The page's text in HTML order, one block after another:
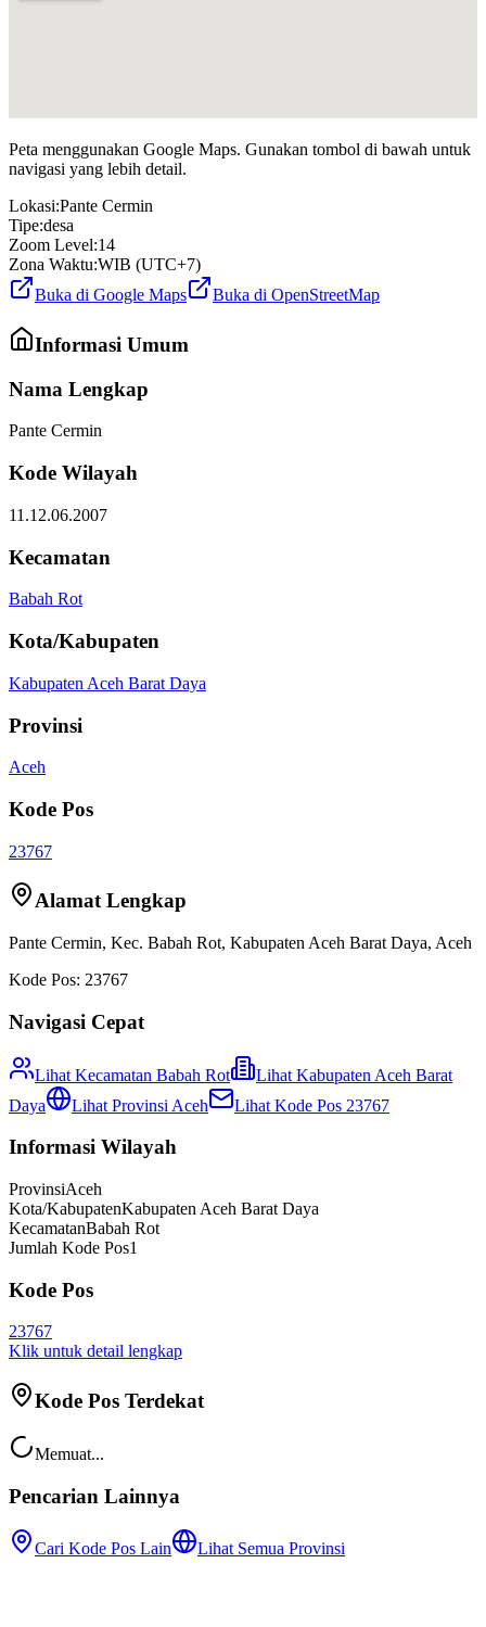
Peta menggunakan Google Maps. Gunakan tombol di bawah untuk
navigasi yang lebih detail.
Lokasi:Pante Cermin
Tipe:desa
Zoom Level:14
Zona Waktu:WIB (UTC+7)
Buka di Google Maps
Buka di OpenStreetMap
Informasi Umum
Nama Lengkap
Pante Cermin
Kode Wilayah
11.12.06.2007
Kecamatan
Babah Rot
Kota/Kabupaten
Kabupaten Aceh Barat Daya
Provinsi
Aceh
Kode Pos
23767
Alamat Lengkap
Pante Cermin, Kec. Babah Rot, Kabupaten Aceh Barat Daya, Aceh
Kode Pos: 23767
Navigasi Cepat
Lihat Kecamatan Babah Rot Lihat Kabupaten Aceh Barat
Daya
Lihat Provinsi Aceh Lihat Kode Pos 23767
Informasi Wilayah
ProvinsiAceh
Kota/KabupatenKabupaten Aceh Barat Daya
KecamatanBabah Rot
Jumlah Kode Pos1
Kode Pos
23767
Klik untuk detail lengkap
Kode Pos Terdekat
Memuat...
Pencarian Lainnya
Cari Kode Pos Lain Lihat Semua Provinsi